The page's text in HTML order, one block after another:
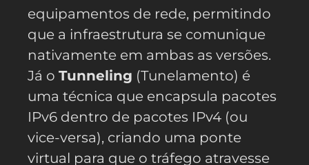
equipamentos de rede, permitindo
que a infraestrutura se comunique
nativamente em ambas as versões.
Já o Tunneling (Tunelamento) é
uma técnica que encapsula pacotes
IPv6 dentro de pacotes IPv4 (ou
vice-versa), criando uma ponte
virtual para que o tráfego atravesse